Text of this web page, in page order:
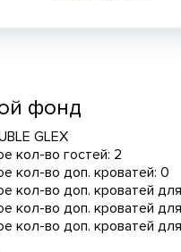
фонд
GLEX
кол-во гостей: 2
кол-во доп. кроватей: 0
кол-во доп. кроватей
кол-во доп. кроватей
кол-во доп. кроватей